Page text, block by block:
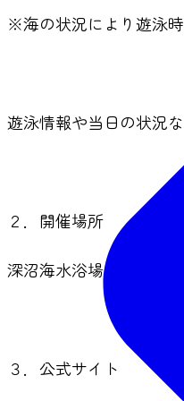
※海の状況により遊泳
遊泳情報や当日の状況な
２．開催場所
深沼海水浴場（仙台市若
３．公式サイト